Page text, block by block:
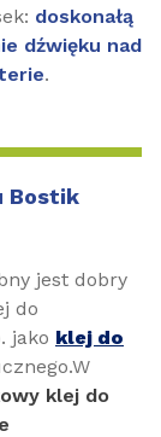
doskonałą
dźwięku nad
.
Bostik
jest dobry
do
jako klej do
klej do